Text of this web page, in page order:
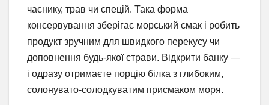
часнику, трав чи спецій. Така форма
консервування зберігає морський смак і робить
продукт зручним для швидкого перекусу чи
доповнення будь-якої страви. Відкрити банку —
і одразу отримаєте порцію білка з глибоким,
солонувато-солодкуватим присмаком моря.